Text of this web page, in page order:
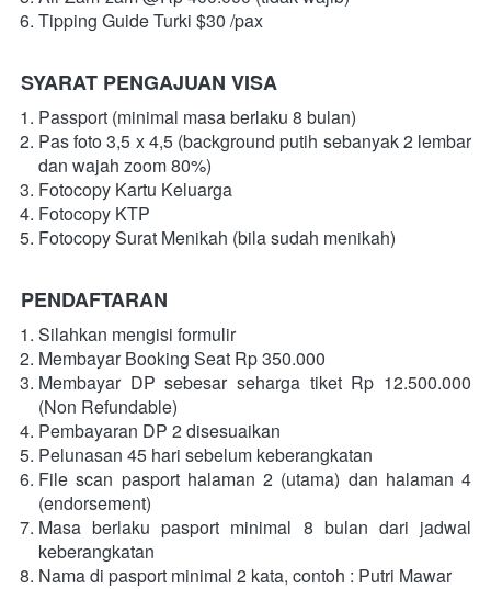
Tipping Guide Turki $30 /pax
SYARAT PENGAJUAN VISA
Passport (minimal masa berlaku 8 bulan)
Pas foto 3,5 x 4,5 (background putih sebanyak 2 lembar
dan wajah zoom 80%)
Fotocopy Kartu Keluarga
Fotocopy KTP
Fotocopy Surat Menikah (bila sudah menikah)
PENDAFTARAN
Silahkan mengisi formulir
Membayar Booking Seat Rp 350.000
Membayar DP sebesar seharga tiket Rp 12.500.000
(Non Refundable)
Pembayaran DP 2 disesuaikan
Pelunasan 45 hari sebelum keberangkatan
File scan pasport halaman 2 (utama) dan halaman 4
(endorsement)
Masa berlaku pasport minimal 8 bulan dari jadwal
keberangkatan
Nama di pasport minimal 2 kata, contoh : Putri Mawar